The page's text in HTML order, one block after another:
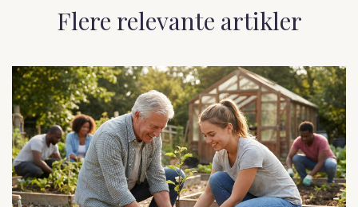
Flere relevante artikler